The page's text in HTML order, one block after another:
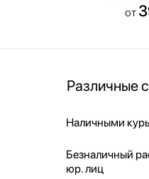
от
Различные
Наличными
Безналичный
юр. лиц